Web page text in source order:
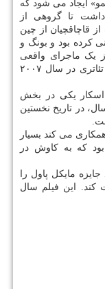
فیلم کره ای سال ۲۰۱۴ «هیمو» ایجاد می شود که
تا گروهی از
قاچاقچیان از چین
کرده بود و بونگ و
یک ماجرای واقعی
الهام گرفته بود که ابتدا به صورت یک نمایش تئاتری در سال ۲۰۰۷
اسکار یکی در بخش
در تاریخ نخستین
می کند بسیار
که به کاوش در
مایکل پاول را
کند. این فیلم سال